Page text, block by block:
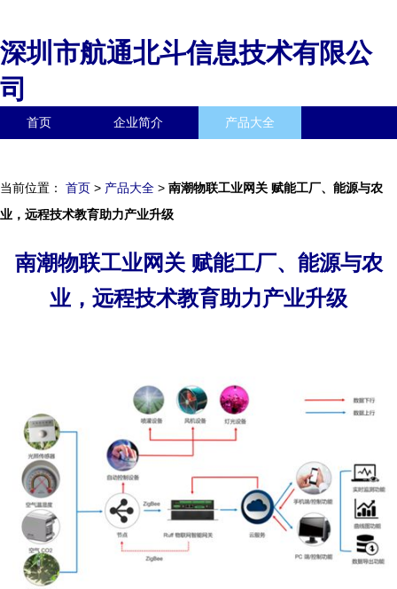
深圳市航通北斗信息技术有限公
司
首页 企业简介 产品大全
当前位置： 首页 > 产品大全 > 南潮物联工业网关 赋能工厂、能源与农
业，远程技术教育助力产业升级
南潮物联工业网关 赋能工厂、能源与农
业，远程技术教育助力产业升级